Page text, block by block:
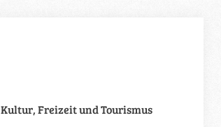
Kultur, Freizeit und Tourismus